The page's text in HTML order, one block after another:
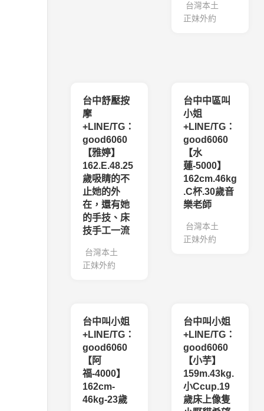
台灣本土
正妹外約
台中舒壓按
摩
+LINE/TG：
good6060
【雅婷】
162.E.48.25
歲吸睛的不
止她的外
在，還有她
的手技、床
技手工一流
台灣本土
正妹外約
台中中區叫
小姐
+LINE/TG：
good6060
【水
蓮-5000】
162cm.46kg
.C杯.30歲音
樂老師
台灣本土
正妹外約
台中叫小姐
+LINE/TG：
good6060
【阿
福-4000】
162cm-
46kg-23歲
台中叫小姐
+LINE/TG：
good6060
【小芋】
159m.43kg.
小Ccup.19
歲床上像隻